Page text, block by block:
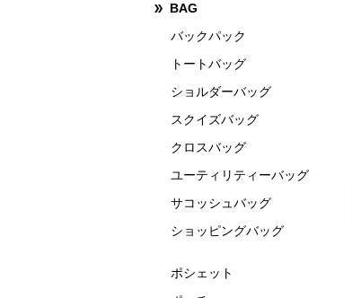
BAG
バックパック
トートバッグ
ショルダーバッグ
スクイズバッグ
クロスバッグ
ユーティリティーバッグ
サコッシュバッグ
ショッピングバッグ
ポシェット